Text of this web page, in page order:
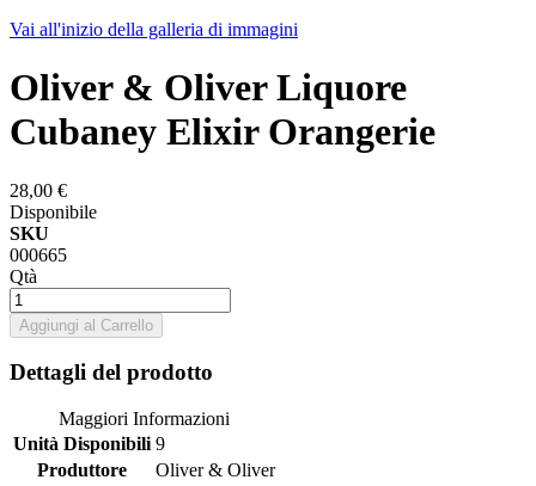
Vai all'inizio della galleria di immagini
Oliver & Oliver Liquore
Cubaney Elixir Orangerie
28,00 €
Disponibile
SKU
000665
Qtà
Aggiungi al Carrello
Dettagli del prodotto
Maggiori Informazioni
Unità Disponibili 9
Produttore
Oliver & Oliver